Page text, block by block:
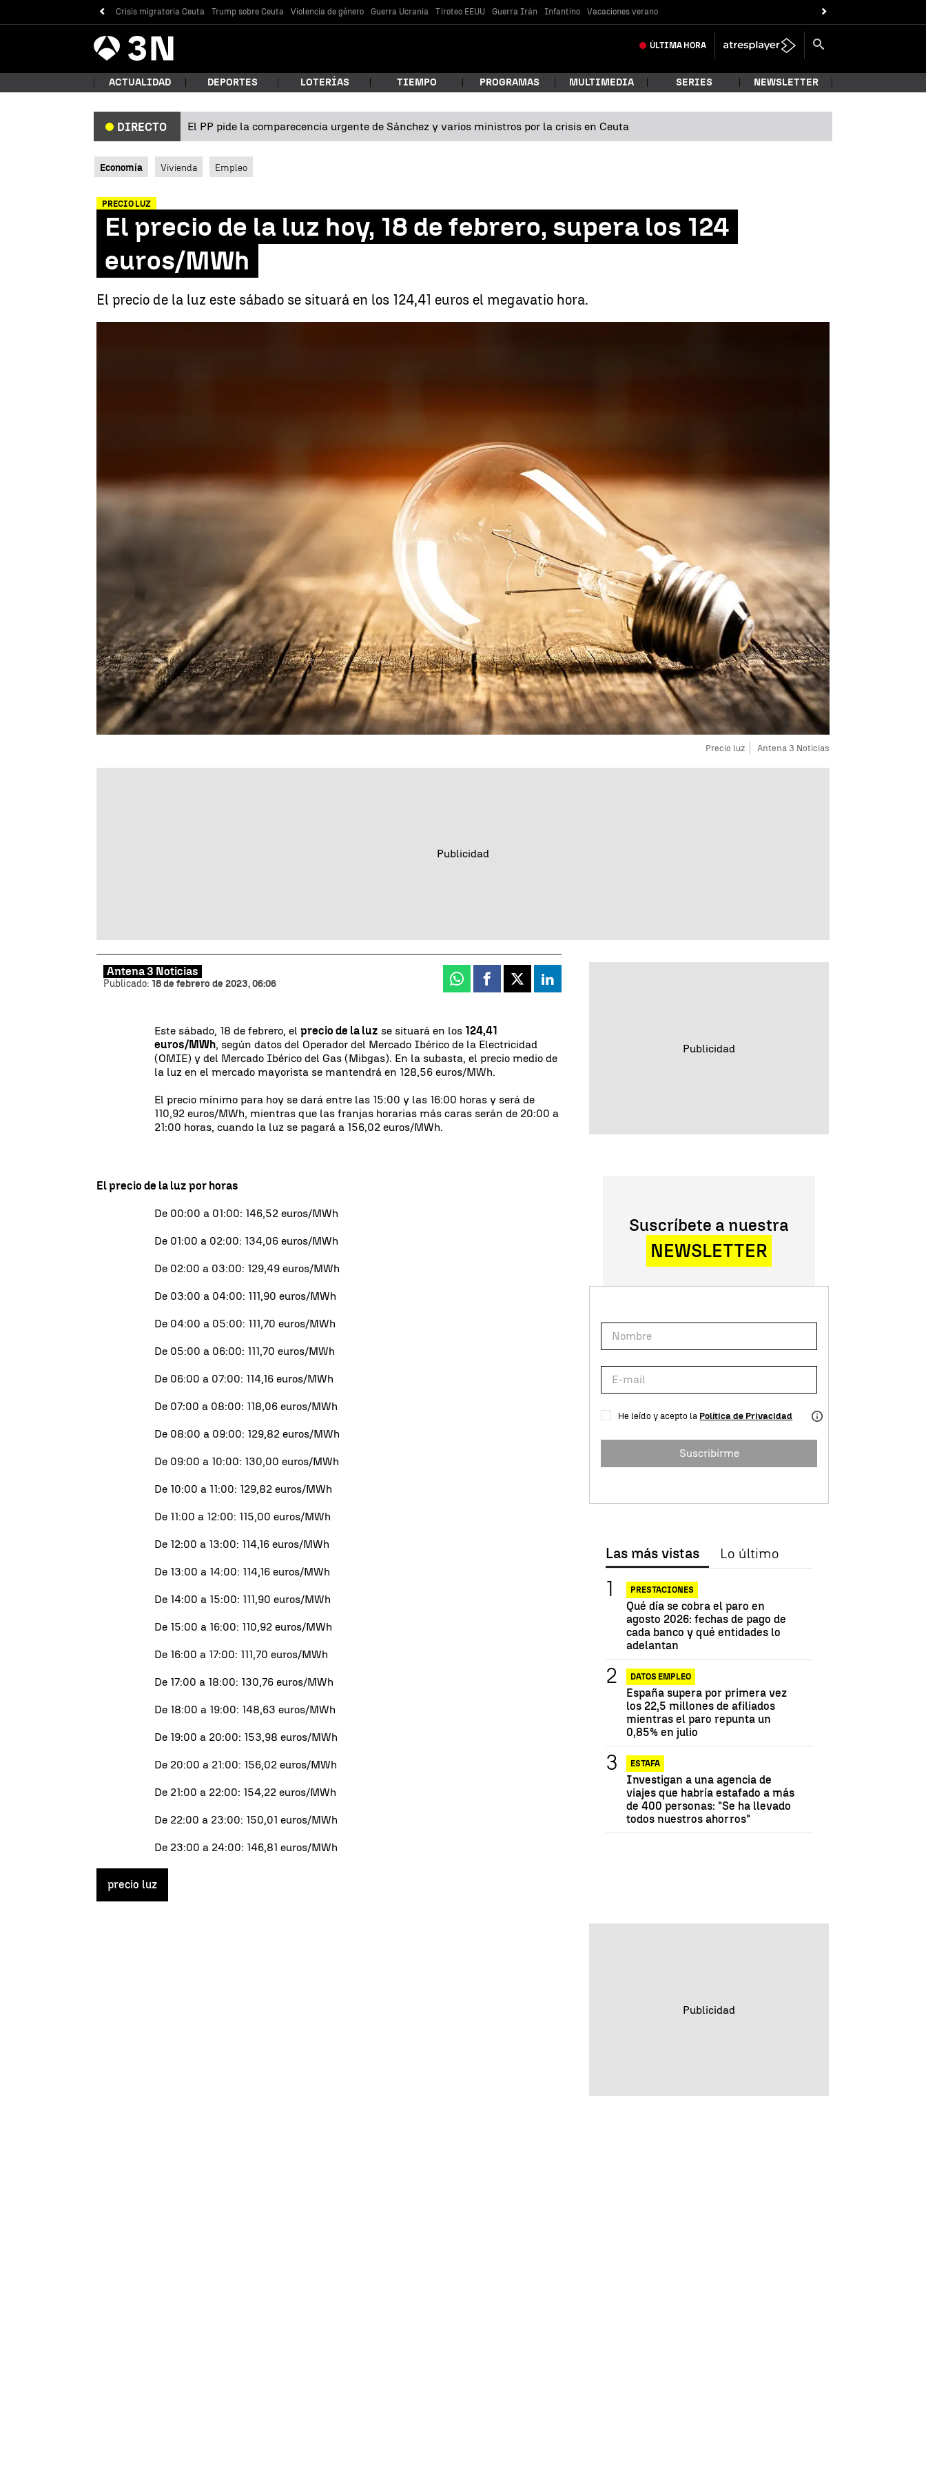
Crisis migratoria Ceuta Trump sobre Ceuta Violencia de género Guerra Ucrania Tiroteo EEUU Guerra Irán Infantino Vacaciones verano
Antena
3 Noticias ÚLTIMA HORA
ACTUALIDAD DEPORTES LOTERÍAS TIEMPO PROGRAMAS MULTIMEDIA SERIES NEWSLETTER
DIRECTO El PP pide la comparecencia urgente de Sánchez y varios ministros por la crisis en Ceuta
Economía Vivienda Empleo
PRECIO LUZ
El precio de la luz hoy, 18 de febrero, supera los 124
euros/MWh
El precio de la luz este sábado se situará en los 124,41 euros el megavatio hora.
Precio luz Antena 3 Noticias
Antena 3 Noticias
Publicado: 18 de febrero de 2023, 06:06 Whatsapp
Facebook
X Linkedin
Este sábado, 18 de febrero, elprecio de la luz se situará en los 124,41
euros/MWh, según datos del Operador del Mercado Ibérico de la Electricidad
(OMIE) y del Mercado Ibérico del Gas (Mibgas). En la subasta, el precio medio de
la luz en el mercado mayorista se mantendrá en 128,56 euros/MWh.
El precio mínimo para hoy se dará entre las 15:00 y las 16:00 horas y será de
110,92 euros/MWh, mientras que las franjas horarias más caras serán de 20:00 a
21:00 horas, cuando la luz se pagará a 156,02 euros/MWh.
El precio de la luz por horas
De 00:00 a 01:00: 146,52 euros/MWh
De 01:00 a 02:00: 134,06 euros/MWh
De 02:00 a 03:00: 129,49 euros/MWh
De 03:00 a 04:00: 111,90 euros/MWh
De 04:00 a 05:00: 111,70 euros/MWh
De 05:00 a 06:00: 111,70 euros/MWh
De 06:00 a 07:00: 114,16 euros/MWh
De 07:00 a 08:00: 118,06 euros/MWh
De 08:00 a 09:00: 129,82 euros/MWh
De 09:00 a 10:00: 130,00 euros/MWh
De 10:00 a 11:00: 129,82 euros/MWh
De 11:00 a 12:00: 115,00 euros/MWh
De 12:00 a 13:00: 114,16 euros/MWh
De 13:00 a 14:00: 114,16 euros/MWh
De 14:00 a 15:00: 111,90 euros/MWh
De 15:00 a 16:00: 110,92 euros/MWh
De 16:00 a 17:00: 111,70 euros/MWh
De 17:00 a 18:00: 130,76 euros/MWh
De 18:00 a 19:00: 148,63 euros/MWh
De 19:00 a 20:00: 153,98 euros/MWh
De 20:00 a 21:00: 156,02 euros/MWh
De 21:00 a 22:00: 154,22 euros/MWh
De 22:00 a 23:00: 150,01 euros/MWh
De 23:00 a 24:00: 146,81 euros/MWh
precio luz
Suscríbete a nuestra
NEWSLETTER
He leído y acepto la Política de Privacidad
Suscribirme
Las más vistas Lo último
PRESTACIONES
Qué día se cobra el paro en
agosto 2026: fechas de pago de
cada banco y qué entidades lo
adelantan
DATOS EMPLEO
España supera por primera vez
los 22,5 millones de afiliados
mientras el paro repunta un
0,85% en julio
ESTAFA
Investigan a una agencia de
viajes que habría estafado a más
de 400 personas: "Se ha llevado
todos nuestros ahorros"